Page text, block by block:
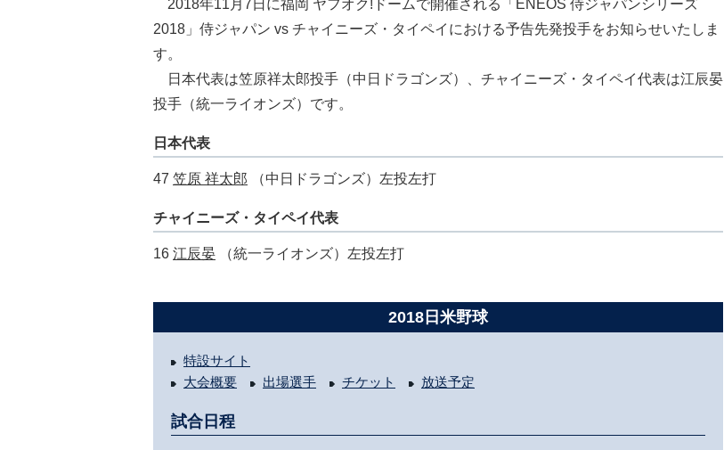
2018年11月7日に福岡 ヤフオク!ドームで開催される「ENEOS 侍ジャパンシリーズ
2018」侍ジャパン vs チャイニーズ・タイペイにおける予告先発投手をお知らせいたしま
す。
日本代表は笠原祥太郎投手（中日ドラゴンズ）、チャイニーズ・タイペイ代表は江辰晏
投手（統一ライオンズ）です。
日本代表
47 笠原 祥太郎 （中日ドラゴンズ）左投左打
チャイニーズ・タイペイ代表
16 江辰晏 （統一ライオンズ）左投左打
2018日米野球
特設サイト
大会概要
出場選手 チケット 放送予定
試合日程